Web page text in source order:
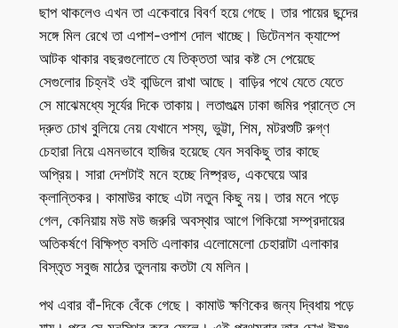
ছাপ থাকলেও এখন তা একেবারে বিবর্ণ হয়ে গেছে। তার পায়ের ছন্দের
সঙ্গে মিল রেখে তা এপাশ-ওপাশ দোল খাচ্ছে। ডিটেনশন ক্যাম্পে
আটক থাকার বছরগুলোতে যে তিক্ততা আর কষ্ট সে পেয়েছে
সেগুলোর চিহ্নই ওই বান্ডিলে রাখা আছে। বাড়ির পথে যেতে যেতে
সে মাঝেমধ্যে সূর্যের দিকে তাকায়। লতাগুল্মে ঢাকা জমির প্রান্তে সে
দ্রুত চোখ বুলিয়ে নেয় যেখানে শস্য, ভুট্টা, শিম, মটরশুটি রুগ্ণ
চেহারা নিয়ে এমনভাবে হাজির হয়েছে যেন সবকিছু তার কাছে
অপ্রিয়। সারা দেশটাই মনে হচ্ছে নিষ্প্রভ, একঘেয়ে আর
ক্লান্তিকর। কামাউর কাছে এটা নতুন কিছু নয়। তার মনে পড়ে
গেল, কেনিয়ায় মউ মউ জরুরি অবস্থার আগে গিকিয়ো সম্প্রদায়ের
অতিকর্ষণে বিক্ষিপ্ত বসতি এলাকার এলোমেলো চেহারাটা এলাকার
বিস্তৃত সবুজ মাঠের তুলনায় কতটা যে মলিন।
পথ এবার বাঁ-দিকে বেঁকে গেছে। কামাউ ক্ষণিকের জন্য দ্বিধায় পড়ে